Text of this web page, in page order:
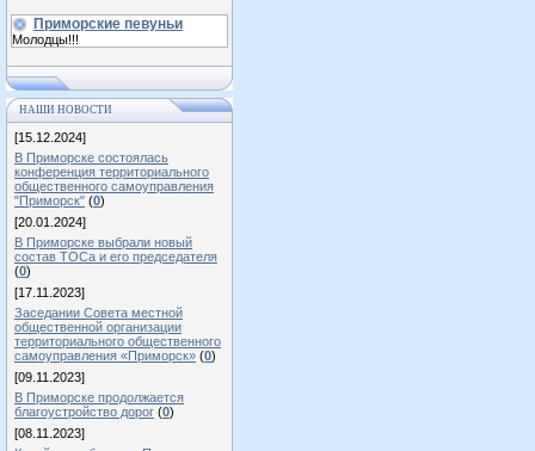
Приморские певуньи
Молодцы!!!
НАШИ НОВОСТИ
[15.12.2024]
В Приморске состоялась
конференция территориального
общественного самоуправления
"Приморск" (0)
[20.01.2024]
В Приморске выбрали новый
состав ТОСа и его председателя
(0)
[17.11.2023]
Заседании Совета местной
общественной организации
территориального общественного
самоуправления «Приморск» (0)
[09.11.2023]
В Приморске продолжается
благоустройство дорог (0)
[08.11.2023]